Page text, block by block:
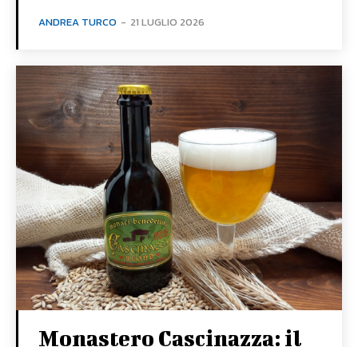
ANDREA TURCO - 21 LUGLIO 2026
Monastero Cascinazza: il